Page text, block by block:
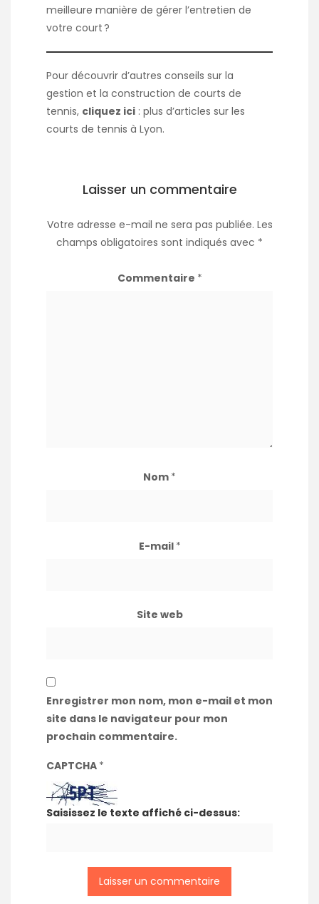
meilleure manière de gérer l’entretien de
votre court ?
Pour découvrir d’autres conseils sur la
gestion et la construction de courts de
tennis, cliquez ici : plus d’articles sur les
courts de tennis à Lyon.
Laisser un commentaire
Votre adresse e-mail ne sera pas publiée. Les
champs obligatoires sont indiqués avec *
Commentaire *
Nom *
E-mail *
Site web
Enregistrer mon nom, mon e-mail et mon
site dans le navigateur pour mon
prochain commentaire.
CAPTCHA *
Saisissez le texte affiché ci-dessus: